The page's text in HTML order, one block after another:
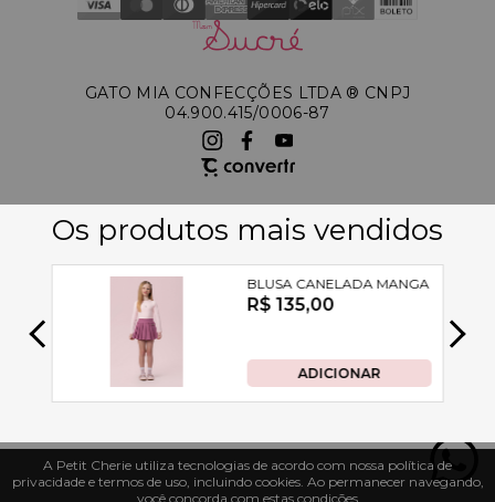
GATO MIA CONFECÇÕES LTDA ®️ CNPJ
04.900.415/0006-87
A Petit Cherie utiliza tecnologias de acordo com nossa política de
privacidade e termos de uso, incluindo cookies. Ao permanecer navegando,
você concorda com estas condições